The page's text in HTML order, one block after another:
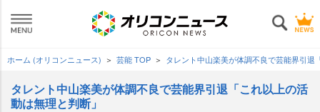
ホーム (オリコンニュース) 芸能 TOP タレント中山楽美が体調不良で芸能界引
タレント中山楽美が体調不良で芸能界引退「これ以上の活
動は無理と判断」